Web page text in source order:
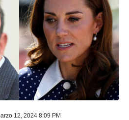
12, 2024 8:09 PM